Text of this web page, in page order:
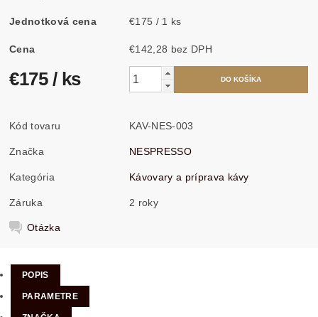
Jednotková cena €175 / 1 ks
Cena €142,28 bez DPH
€175 / ks
Kód tovaru KAV-NES-003
Značka NESPRESSO
Kategória Kávovary a príprava kávy
Záruka 2 roky
Otázka
POPIS
PARAMETRE